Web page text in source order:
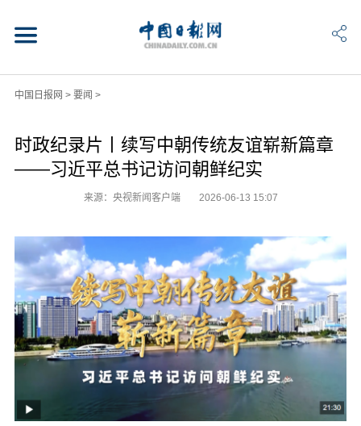
中国日报网 > 要闻 >
时政纪录片丨续写中朝传统友谊崭新篇章
——习近平总书记访问朝鲜纪实
来源：央视新闻客户端 2026-06-13 15:07